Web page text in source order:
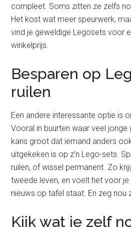
compleet. Soms zitten ze zelfs
Het kost wat meer speurwerk,
vind je geweldige Legosets voor
winkelprijs.
Besparen op
ruilen
Een andere interessante optie is
Vooral in buurten waar veel jonge
kans groot dat iemand anders
uitgekeken is op z’n Lego-sets.
ruilen, of wissel permanent. Zo
tweede leven, en voelt het voor
nieuws op tafel staat. En zeg nou
Kijk wat je zelf